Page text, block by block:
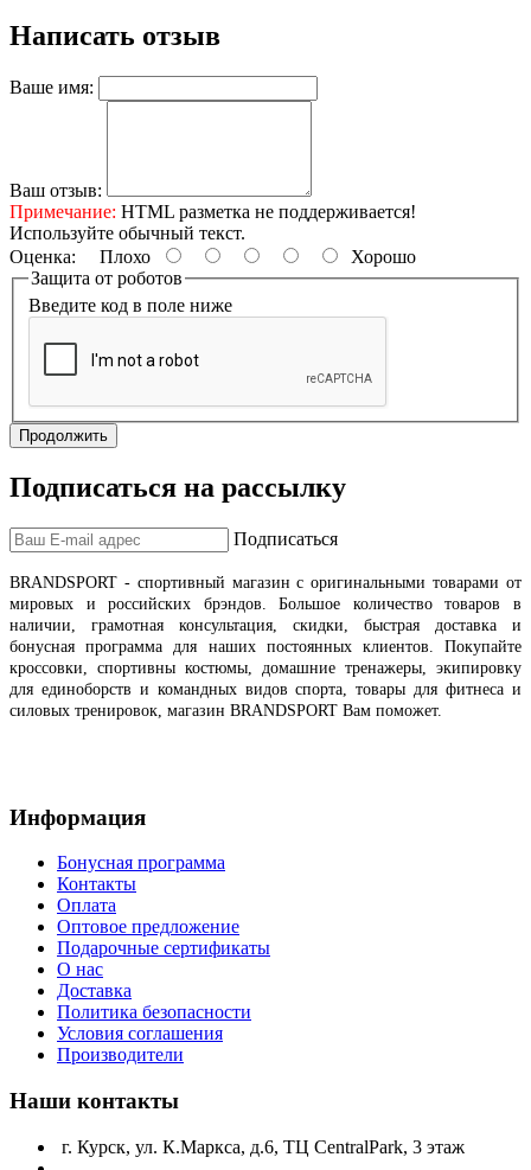
Написать отзыв
Ваше имя:
Ваш отзыв:
Примечание: HTML разметка не поддерживается!
Используйте обычный текст.
Оценка: Плохо
Хорошо
Защита от роботов
Введите код в поле ниже
Продолжить
Подписаться на рассылку
Подписаться
BRANDSPORT - спортивный магазин с оригинальными товарами от
мировых и российских брэндов .Большое количество товаров в
наличии, грамотная консультация, скидки, быстрая доставка и
бонусная программа для наших постоянных клиентов. Покупайте
кроссовки, спортивны костюмы, домашние тренажеры, экипировку
для единоборств и командных видов спорта, товары для фитнеса и
силовых тренировок, магазин BRANDSPORT Вам поможет.
Информация
Бонусная программа
Контакты
Оплата
Оптовое предложение
Подарочные сертификаты
О нас
Доставка
Политика безопасности
Условия соглашения
Производители
Наши контакты
г. Курск, ул. К.Маркса, д.6, ТЦ CentralPark, 3 этаж